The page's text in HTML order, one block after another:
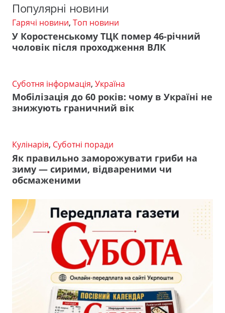
Популярні новини
Гарячі новини, Топ новини
У Коростенському ТЦК помер 46-річний
чоловік після проходження ВЛК
Суботня інформація, Україна
Мобілізація до 60 років: чому в Україні не
знижують граничний вік
Кулінарія, Суботні поради
Як правильно заморожувати гриби на
зиму — сирими, відвареними чи
обсмаженими